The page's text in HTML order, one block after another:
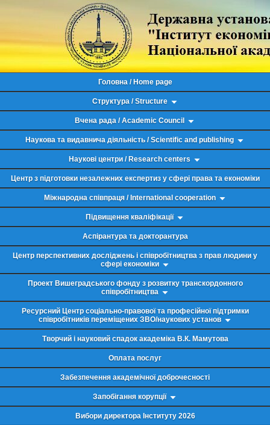
Головна / Home page
Структура / Structure
Вчена рада / Academic Council
Наукова та видавнича діяльність / Scientific and publishing
Наукові центри / Research centers
Центр з підготовки незалежних експертиз у сфері права та економіки
Міжнародна співпраця / International cooperation
Підвищення кваліфікації
Аспірантура та докторантура
Центр перспективних досліджень і співробітництва з прав людини у
сфері економіки
Проект Вишеградського фонду з розвитку транскордонного
співробітництва
Ресурсний Центр соціально-правової та професійної підтримки
співробітників переміщених ЗВО/наукових установ
Творчий і науковий спадок академіка В.К. Мамутова
Оплата послуг
Забезпечення академічної доброчесності
Запобігання корупції
Вибори директора Інституту 2026